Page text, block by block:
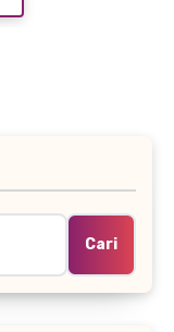
Cari